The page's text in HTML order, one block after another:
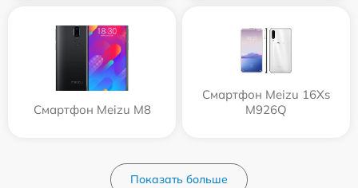
Смартфон Meizu M8
Смартфон Meizu 16Xs
M926Q
Показать больше